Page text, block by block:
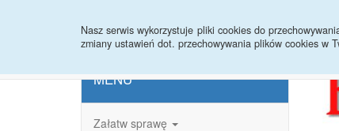
Nasz serwis wykorzystuje pliki cookies do
zmiany ustawień dot. przechowywania plików cookies w
MENU
Załatw sprawę